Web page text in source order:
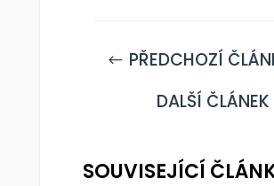
# PŘEDCHOZÍ
DALŠÍ ČLÁNEK
SOUVISEJÍCÍ